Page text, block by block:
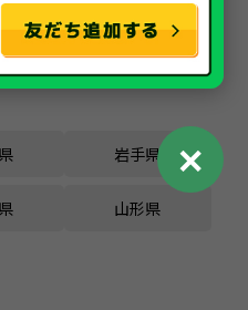
地域一覧
岩手県
山形県
✕